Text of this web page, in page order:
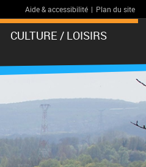
Aide & accessibilité | Plan du site
CULTURE / LOISIRS